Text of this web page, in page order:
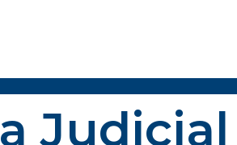
Judicial